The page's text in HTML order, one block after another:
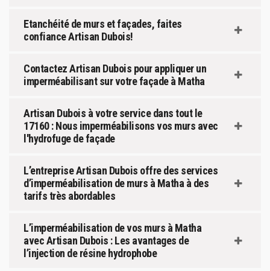
Etanchéité de murs et façades, faites
confiance Artisan Dubois!
Contactez Artisan Dubois pour appliquer un
imperméabilisant sur votre façade à Matha
Artisan Dubois à votre service dans tout le
17160 : Nous imperméabilisons vos murs avec
l'hydrofuge de façade
L’entreprise Artisan Dubois offre des services
d’imperméabilisation de murs à Matha à des
tarifs très abordables
L’imperméabilisation de vos murs à Matha
avec Artisan Dubois : Les avantages de
l’injection de résine hydrophobe